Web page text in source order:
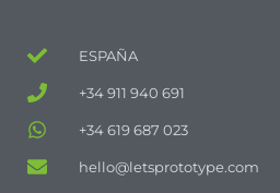
ESPAÑA
+34 911 940 691
+34 619 687 023
hello@letsprototype.com